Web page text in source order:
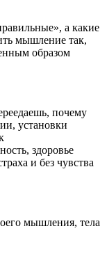
а какие
мышление так,
образом
почему
установки
здоровье
и без чувства
мышления, тела